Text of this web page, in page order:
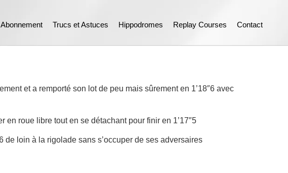
Abonnement Trucs et Astuces Hippodromes Replay Courses Contact
et a remporté son lot de peu mais sûrement en 1’18″6 avec
en roue libre tout en se détachant pour finir en 1’17″5
loin à la rigolade sans s’occuper de ses adversaires